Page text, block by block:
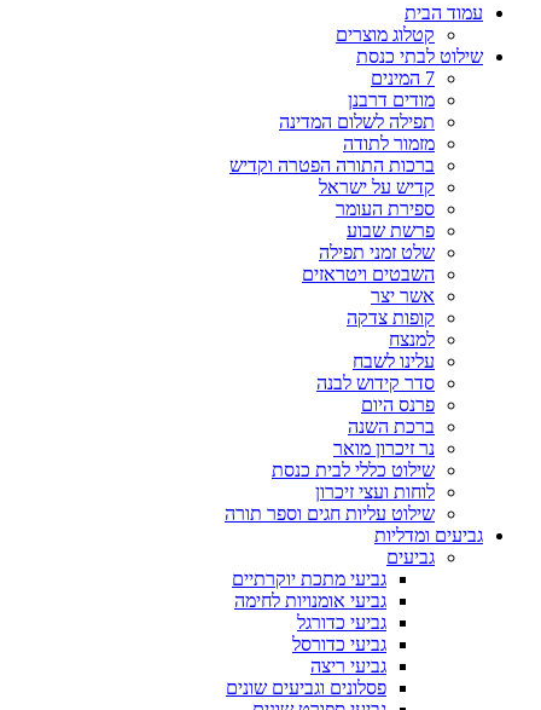
עמוד הבית
קטלוג מוצרים
שילוט לבתי כנסת
7 המינים
מודים דרבנן
תפילה לשלום המדינה
מזמור לתודה
ברכות התורה הפטרה וקדיש
קדיש על ישראל
ספירת העומר
פרשת שבוע
שלט זמני תפילה
השבטים ויטראזים
אשר יצר
קופות צדקה
למנצח
עלינו לשבח
סדר קידוש לבנה
פרנס היום
ברכת השנה
נר זיכרון מואר
שילוט כללי לבית כנסת
לוחות ועצי זיכרון
שילוט עליות חגים וספר תורה
גביעים ומדליות
גביעים
גביעי מתכת יוקרתיים
גביעי אומנויות לחימה
גביעי כדורגל
גביעי כדורסל
גביעי ריצה
פסלונים וגביעים שונים